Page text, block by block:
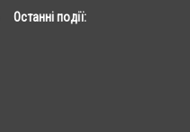
Останні події: